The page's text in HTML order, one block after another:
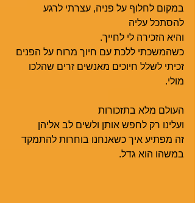
במקום לחלוף על פניה, עצרתי לרגע
להסתכל עליה
והיא הזכירה לי לחייך.
כשהמשכתי ללכת עם חיוך מרוח על הפנים
זכיתי לשלל חיוכים מאנשים זרים שהלכו
מולי.
העולם מלא בתזכורות
ועלינו רק לחפש אותן ולשים לב אליהן
זה מפתיע איך כשאנחנו בוחרות להתמקד
במשהו הוא גדל.